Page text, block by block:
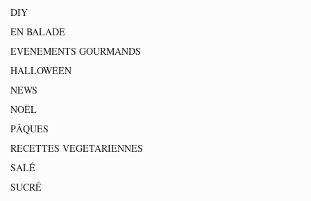
DIY
EN BALADE
EVENEMENTS GOURMANDS
HALLOWEEN
NEWS
NOËL
PÂQUES
RECETTES VEGETARIENNES
SALÉ
SUCRÉ